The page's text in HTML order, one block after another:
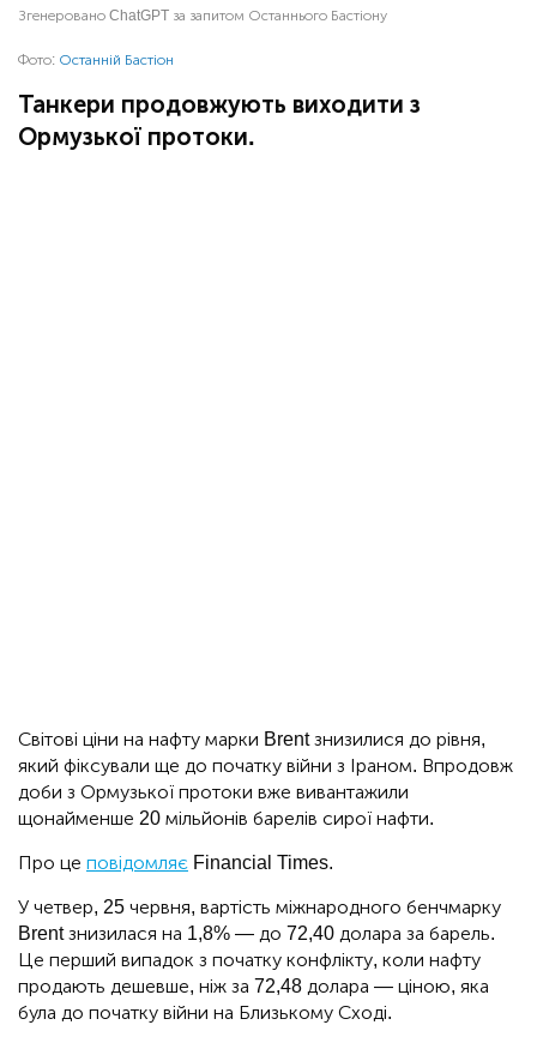
Згенеровано ChatGPT за запитом Останнього Бастіону
Фото: Останній Бастіон
Танкери продовжують виходити з
Ормузької протоки.
Світові ціни на нафту марки Brent знизилися до рівня,
який фіксували ще до початку війни з Іраном. Впродовж
доби з Ормузької протоки вже вивантажили
щонайменше 20 мільйонів барелів сирої нафти.
Про це повідомляє Financial Times.
У четвер, 25 червня, вартість міжнародного бенчмарку
Brent знизилася на 1,8% — до 72,40 долара за барель.
Це перший випадок з початку конфлікту, коли нафту
продають дешевше, ніж за 72,48 долара — ціною, яка
була до початку війни на Близькому Сході.